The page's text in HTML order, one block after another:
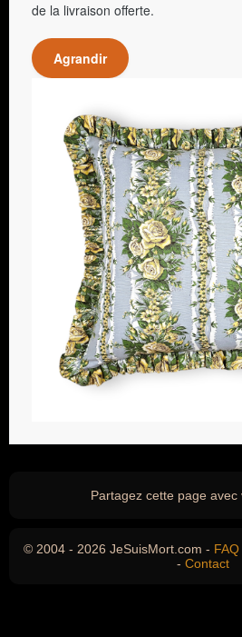
de la livraison offerte.
Agrandir
Partagez cette page avec
© 2004 - 2026 JeSuisMort.com - FAQ
- Contact